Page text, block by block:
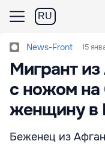
RU
News-Front 15
Мигрант
с ножом
женщину в
Беженец из